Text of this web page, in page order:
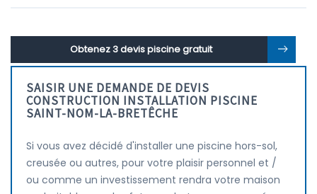
Obtenez 3 devis piscine gratuit
SAISIR UNE DEMANDE DE DEVIS
CONSTRUCTION INSTALLATION PISCINE
SAINT-NOM-LA-BRETÊCHE
Si vous avez décidé d'installer une piscine hors-sol,
creusée ou autres, pour votre plaisir personnel et /
ou comme un investissement rendra votre maison